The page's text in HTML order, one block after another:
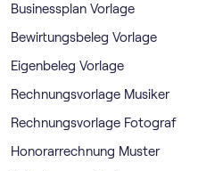
Businessplan Vorlage
Bewirtungsbeleg Vorlage
Eigenbeleg Vorlage
Rechnungsvorlage Musiker
Rechnungsvorlage Fotograf
Honorarrechnung Muster